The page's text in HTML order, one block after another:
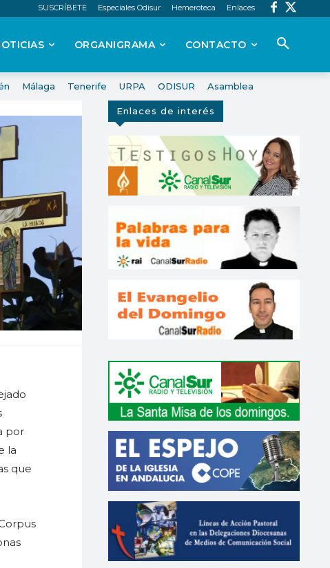
SUSCRÍBETE Especiales Odisur Hemeroteca Enlaces
ORGANIGRAMA CONTACTO
Málaga Tenerife URPA ODISUR Asamblea
por
la
que
Enlaces de interés